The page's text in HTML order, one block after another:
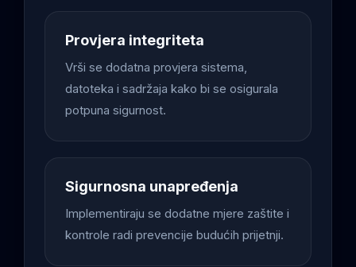
Provjera integriteta
Vrši se dodatna provjera sistema,
datoteka i sadržaja kako bi se osigurala
potpuna sigurnost.
Sigurnosna unapređenja
Implementiraju se dodatne mjere zaštite i
kontrole radi prevencije budućih prijetnji.